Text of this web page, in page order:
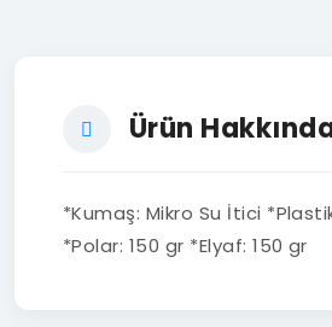
Ürün
*Kumaş: Mikro Su İtici
*Polar: 150 gr *Elyaf: 150 gr